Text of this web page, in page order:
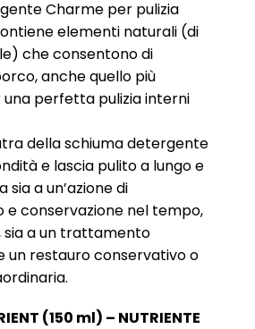
Charme per pulizia
elementi naturali (di
che consentono di
anche quello più
perfetta pulizia interni
della schiuma detergente
e lascia pulito a lungo e
a un’azione di
conservazione nel tempo,
sia a un trattamento
un restauro conservativo o
(150 ml) – NUTRIENTE